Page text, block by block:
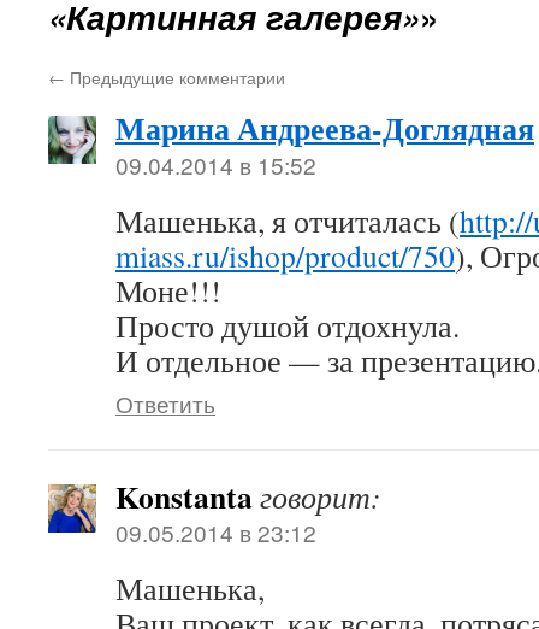
«Картинная галерея»»
← Предыдущие комментарии
Марина Андреева-Доглядная
09.04.2014 в 15:52
Машенька, я отчиталась (
miass.ru/ishop/product/750),
Моне!!!
Просто душой отдохнула.
И отдельное — за
Ответить
Konstantaговорит:
09.05.2014 в 23:12
Машенька,